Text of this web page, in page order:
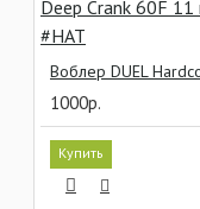
1000р.
Купить